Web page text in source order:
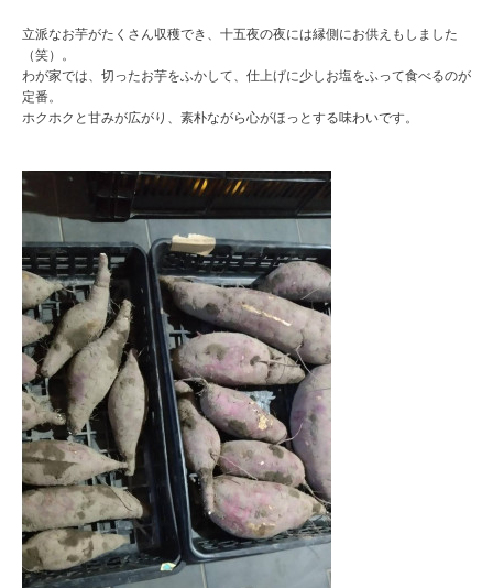
立派なお芋がたくさん収穫でき、十五夜の夜には縁側にお供えもしました
（笑）。
わが家では、切ったお芋をふかして、仕上げに少しお塩をふって食べるのが
定番。
ホクホクと甘みが広がり、素朴ながら心がほっとする味わいです。